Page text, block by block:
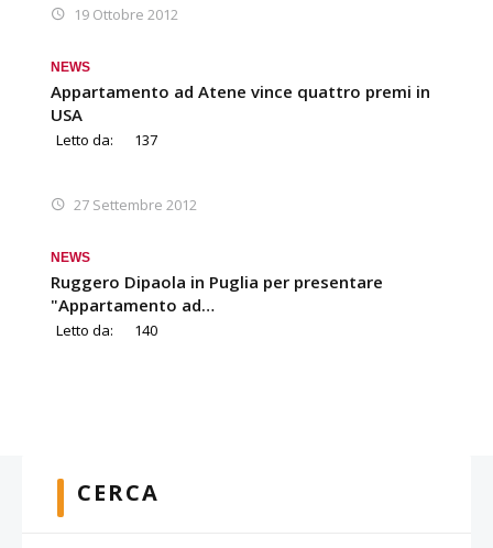
19 Ottobre 2012
NEWS
Appartamento ad Atene vince quattro premi in
USA
Letto da: 137
27 Settembre 2012
NEWS
Ruggero Dipaola in Puglia per presentare
"Appartamento ad…
Letto da: 140
CERCA